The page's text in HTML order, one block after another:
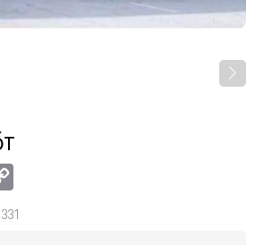
331